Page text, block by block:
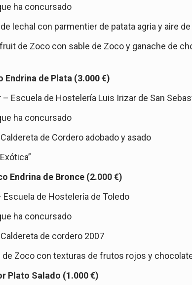
ha concursado
lechal con parmentier de patata agria y aire
de Zoco con sable de Zoco y ganache de
Endrina de Plata (3.000 €)
– Escuela de Hostelería Luis Irizar de San
ha concursado
de Cordero adobado y asado
Endrina de Bronce (2.000 €)
Escuela de Hostelería de Toledo
ha concursado
de cordero 2007
de Zoco con texturas de frutos rojos y
Plato Salado (1.000 €)